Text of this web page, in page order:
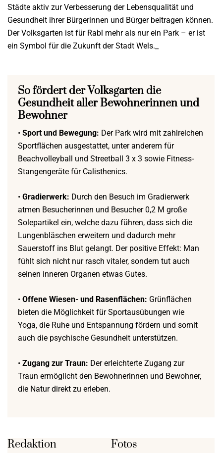
Städte aktiv zur Verbesserung der Lebensqualität und
Gesundheit ihrer Bürgerinnen und Bürger beitragen können.
Der Volksgarten ist für Rabl mehr als nur ein Park – er ist
ein Symbol für die Zukunft der Stadt Wels._
So fördert der Volksgarten die
Gesundheit aller Bewohnerinnen und
Bewohner
• Sport und Bewegung: Der Park wird mit zahlreichen
Sportflächen ausgestattet, unter anderem für
Beachvolleyball und Streetball 3 x 3 sowie Fitness-
Stangengeräte für Calisthenics.
• Gradierwerk: Durch den Besuch im Gradierwerk
atmen Besucherinnen und Besucher 0,2 M große
Solepartikel ein, welche dazu führen, dass sich die
Lungenbläschen erweitern und dadurch mehr
Sauerstoff ins Blut gelangt. Der positive Effekt: Man
fühlt sich nicht nur rasch vitaler, sondern tut auch
seinen inneren Organen etwas Gutes.
• Offene Wiesen- und Rasenflächen: Grünflächen
bieten die Möglichkeit für Sportausübungen wie
Yoga, die Ruhe und Entspannung fördern und somit
auch die psychische Gesundheit unterstützen.
• Zugang zur Traun: Der erleichterte Zugang zur
Traun ermöglicht den Bewohnerinnen und Bewohner,
die Natur direkt zu erleben.
Redaktion Fotos